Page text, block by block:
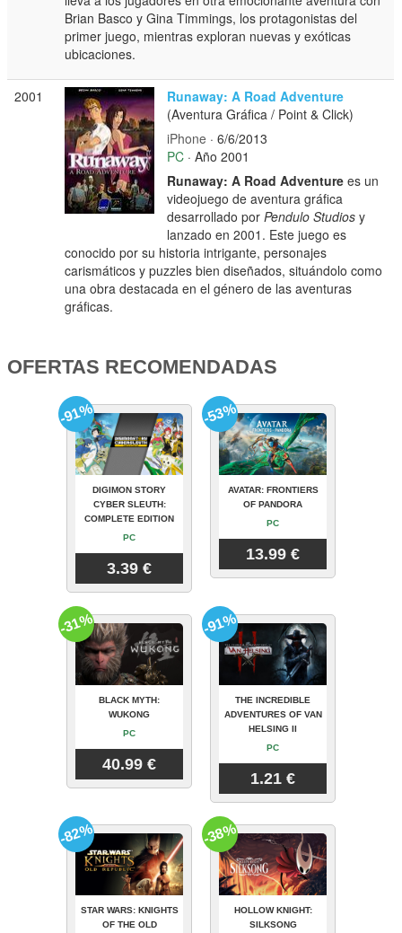
Brian Basco y Gina Timmings, los protagonistas del
primer juego, mientras exploran nuevas y exóticas
ubicaciones.
2001
Runaway: A Road Adventure
(Aventura Gráfica / Point & Click)
iPhone · 6/6/2013
PC · Año 2001
Runaway: A Road Adventure es un
videojuego de aventura gráfica
desarrollado porPendulo Studios y
lanzado en 2001. Este juego es
conocido por su historia intrigante, personajes
carismáticos y puzzles bien diseñados, situándolo como
una obra destacada en el género de las aventuras
gráficas.
OFERTAS RECOMENDADAS
DIGIMON STORY
CYBER SLEUTH:
COMPLETE EDITION
PC
3.39 €
-91%
AVATAR: FRONTIERS
OF PANDORA
PC
13.99 €
-53%
BLACK MYTH:
WUKONG
PC
40.99 €
-31%
THE INCREDIBLE
ADVENTURES OF VAN
HELSING II
PC
1.21 €
-91%
STAR WARS: KNIGHTS
OF THE OLD
-82%
HOLLOW KNIGHT:
SILKSONG
-38%